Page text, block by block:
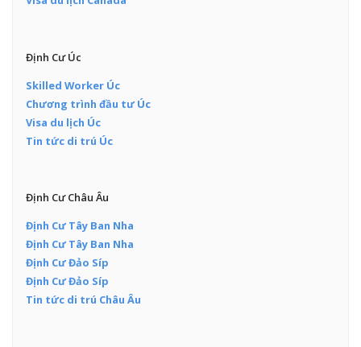
Định Cư Úc
Skilled Worker Úc
Chương trình đầu tư Úc
Visa du lịch Úc
Tin tức di trú Úc
Định Cư Châu Âu
Định Cư Tây Ban Nha
Định Cư Tây Ban Nha
Định Cư Đảo Síp
Định Cư Đảo Síp
Tin tức di trú Châu Âu